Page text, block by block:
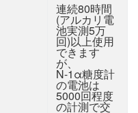
連続80時間
(アルカリ電
池実測5万
回)以上使用
できます
が、
N-1α糖度計
の電池は
5000回程度
の計測で交